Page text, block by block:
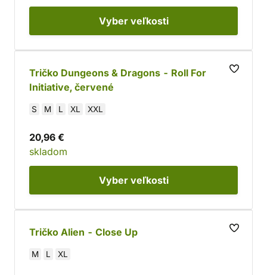
Vyber veľkosti
Tričko Dungeons & Dragons - Roll For
Initiative, červené
S M L XL XXL
20,96 €
skladom
Vyber veľkosti
Tričko Alien - Close Up
M L XL